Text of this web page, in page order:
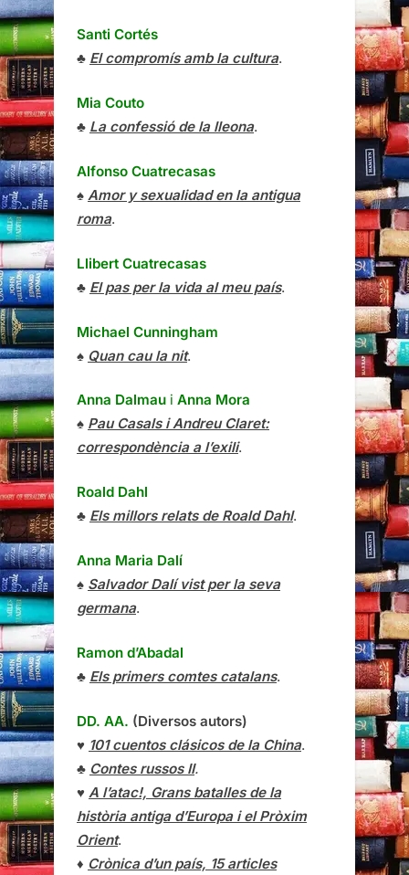
Santi Cortés
♣ El compromís amb la cultura.
Mia Couto
♣ La confessió de la lleona.
Alfonso Cuatrecasas
♠ Amor y sexualidad en la antigua
roma.
Llibert Cuatrecasas
♣ El pas per la vida al meu país.
Michael Cunningham
♠ Quan cau la nit.
Anna Dalmau i Anna Mora
♠ Pau Casals i Andreu Claret:
correspondència a l’exili.
Roald Dahl
♣ Els millors relats de Roald Dahl.
Anna Maria Dalí
♠ Salvador Dalí vist per la seva
germana.
Ramon d’Abadal
♣ Els primers comtes catalans.
DD. AA. (Diversos autors)
♥ 101 cuentos clásicos de la China.
♣ Contes russos II.
♥ A l’atac!, Grans batalles de la
història antiga d’Europa i el Pròxim
Orient.
♦ Crònica d’un país, 15 articles